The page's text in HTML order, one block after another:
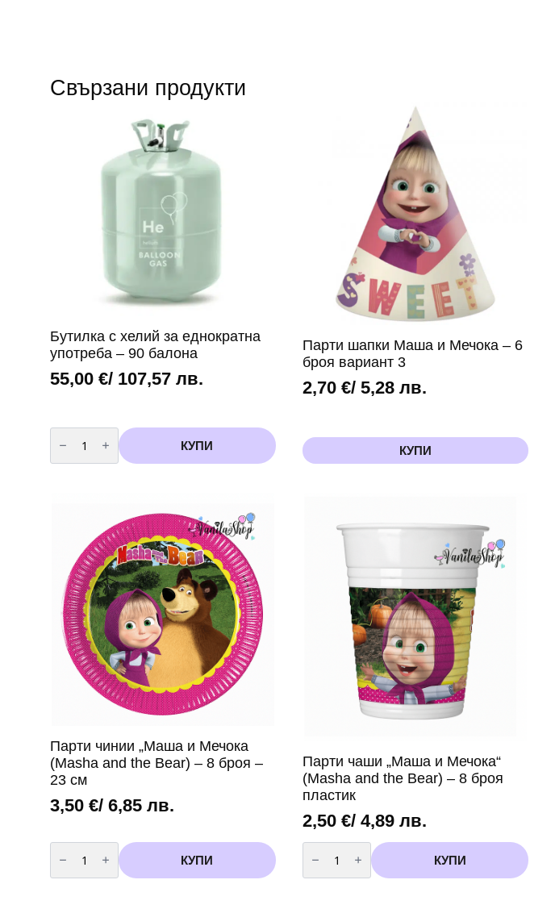
Свързани продукти
Бутилка с хелий за еднократна
употреба – 90 балона
55,00 €/ 107,57 лв.
количество
за
Бутилка
с
балона
КУПИ
Парти шапки Маша и Мечока – 6
броя вариант 3
2,70€/ 5,28 лв.
КУПИ
Парти чинии „Маша и Мечока
(Masha and the Bear) – 8 броя –
23 см
3,50 €/ 6,85 лв.
количество
за
Парти
чинии
КУПИ
Парти чаши „Маша и Мечока“
(Masha and the Bear) – 8 броя
пластик
2,50€/ 4,89 лв.
количество
за
Парти
чаши
КУПИ